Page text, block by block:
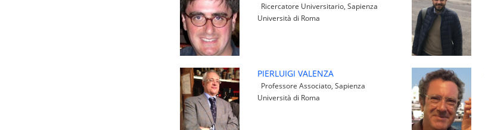
Ricercatore Universitario, Sapienza
Università di Roma
PIERLUIGI VALENZA
Professore Associato, Sapienza
Università di Roma